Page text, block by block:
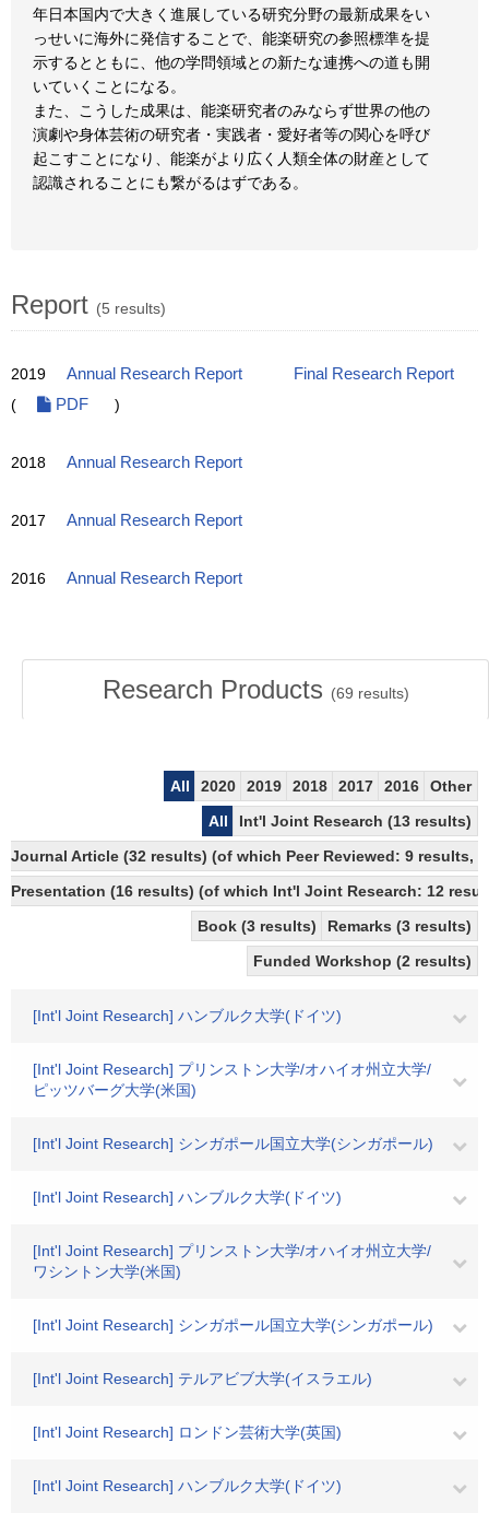
年日本国内で大きく進展している研究分野の最新成果をい
っせいに海外に発信することで、能楽研究の参照標準を提
示するとともに、他の学問領域との新たな連携への道も開
いていくことになる。
また、こうした成果は、能楽研究者のみならず世界の他の
演劇や身体芸術の研究者・実践者・愛好者等の関心を呼び
起こすことになり、能楽がより広く人類全体の財産として
認識されることにも繋がるはずである。
Report (5 results)
2019 Annual Research Report
Final Research Report
(
PDF )
2018 Annual Research Report
2017 Annual Research Report
2016 Annual Research Report
Research Products (69 results)
All 2020 2019 2018 2017 2016
Other
All
Int'l Joint Research (13 results)
Journal Article (32 results) (of which Peer Reviewed: 9 results,
Presentation (16 results) (of which Int'l Joint Research: 12
Book (3 results)
Remarks (3 results)
Funded Workshop (2 results)
[Int'l Joint Research] ハンブルク大学(ドイツ)
[Int'l Joint Research] プリンストン大学/オハイオ州立大学/
ピッツバーグ大学(米国)
[Int'l Joint Research] シンガポール国立大学(シンガポール)
[Int'l Joint Research] ハンブルク大学(ドイツ)
[Int'l Joint Research] プリンストン大学/オハイオ州立大学/
ワシントン大学(米国)
[Int'l Joint Research] シンガポール国立大学(シンガポール)
[Int'l Joint Research] テルアビブ大学(イスラエル)
[Int'l Joint Research] ロンドン芸術大学(英国)
[Int'l Joint Research] ハンブルク大学(ドイツ)